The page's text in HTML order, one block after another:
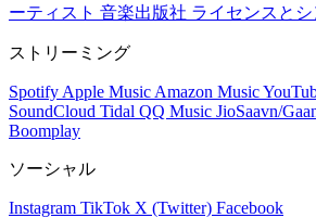
ーティスト 音楽出版社 ライセンスとシ
ストリーミング
Spotify Apple Music Amazon Music
SoundCloud Tidal QQ Music JioSaavn/
Boomplay
ソーシャル
Instagram TikTok X (Twitter) Facebook